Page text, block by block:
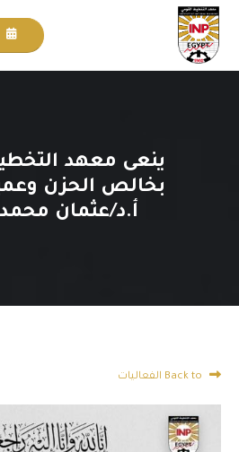
ينعى معهد
بخالص الحزن
أ.د/عثمان